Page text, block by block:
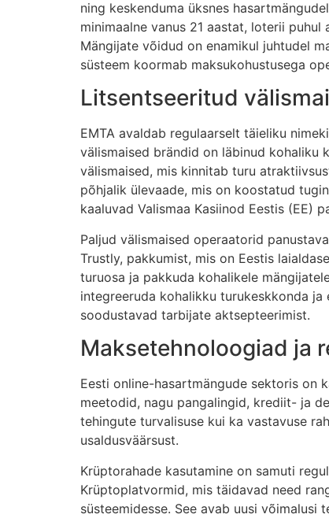
ning keskenduma üksnes
minimaalne vanus 21 aastat, loterii
Mängijate võidud on enamikul juhtudel
süsteem koormab maksukohustusega
Litsentseeritud
EMTA avaldab regulaarselt täieliku
välismaised brändid on läbinud kohaliku
välismaised, mis kinnitab turu
põhjalik ülevaade, mis on koostatud
kaaluvad Valismaa Kasiinod Eestis (EE)
Paljud välismaised operaatorid
Trustly, pakkumist, mis on Eestis
turuosa ja pakkuda kohalikele
integreeruda kohalikku turukeskkonda ja
soodustavad tarbijate aktsepteerimist.
Maksetehnoloogiad ja
Eesti online-hasartmängude sektoris on
meetodid, nagu pangalingid, krediit- ja
tehingute turvalisuse kui ka vastavuse
usaldusväärsust.
Krüptorahade kasutamine on samuti
Krüptoplatvormid, mis täidavad need
süsteemidesse. See avab uusi võimalusi